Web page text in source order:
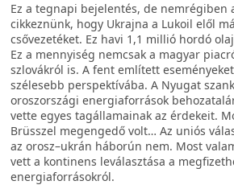
Ez a tegnapi bejelentés, de nemrégiben
cikkeznünk, hogy Ukrajna a Lukoil elől
csővezetéket. Ez havi 1,1 millió hordó
Ez a mennyiség nemcsak a magyar
szlovákról is. A fent említett
szélesebb perspektívába. A Nyugat
oroszországi energiaforrások
vette egyes tagállamainak az érdekeit.
Brüsszel megengedő volt… Az uniós
az orosz–ukrán háborún nem. Most
vett a kontinens leválasztása a
energiaforrásokról.